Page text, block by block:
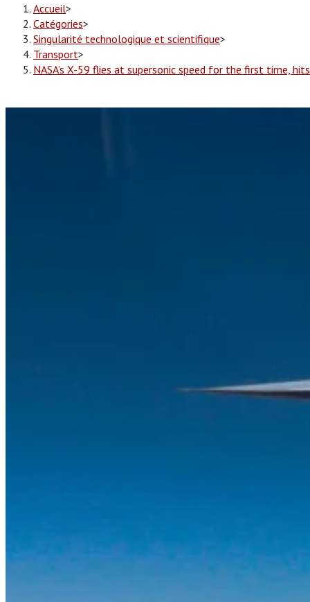
Accueil>
Catégories>
Singularité technologique et scientifique>
Transport>
NASA’s X-59 flies at supersonic speed for the first time,